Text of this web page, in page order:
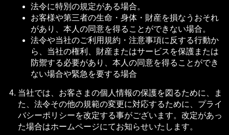
法令に特別の規定がある場合。
お客様や第三者の生命・身体・財産を損なうおそれ
があり、本人の同意を得ることができない場合。
法令や当社のご利用規約・注意事項に反する行動か
ら、当社の権利、財産またはサービスを保護または
防禦する必要があり、本人の同意を得ることができ
ない場合や緊急を要する場合
当社では、お客さまの個人情報の保護を図るために、ま
た、法令その他の規範の変更に対応するために、プライ
バシーポリシーを改定する事がございます。改定があっ
た場合はホームページにてお知らせいたします。